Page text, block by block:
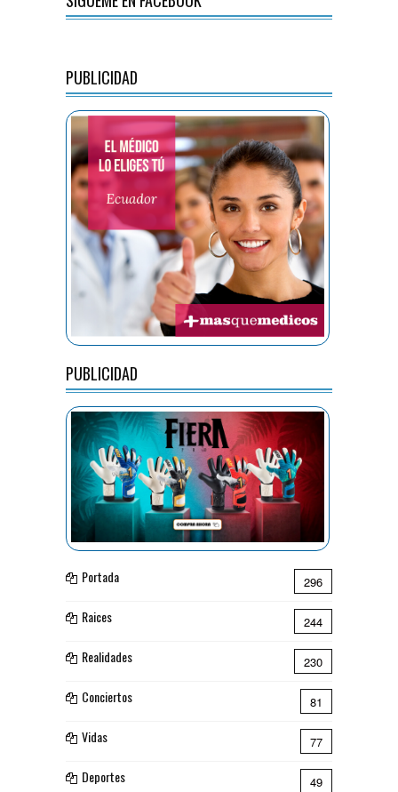
PUBLICIDAD
PUBLICIDAD
Portada 296
Raices 244
Realidades 230
Conciertos 81
Vidas 77
Deportes 49